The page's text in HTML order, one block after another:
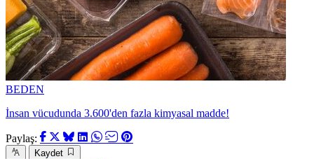
BEDEN
İnsan vücudunda 3.600'den fazla kimyasal madde!
Paylaş:
Kaydet